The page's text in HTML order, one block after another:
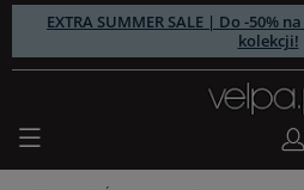
EXTRA SUMMER SALE | Do -50%
kolekcji!